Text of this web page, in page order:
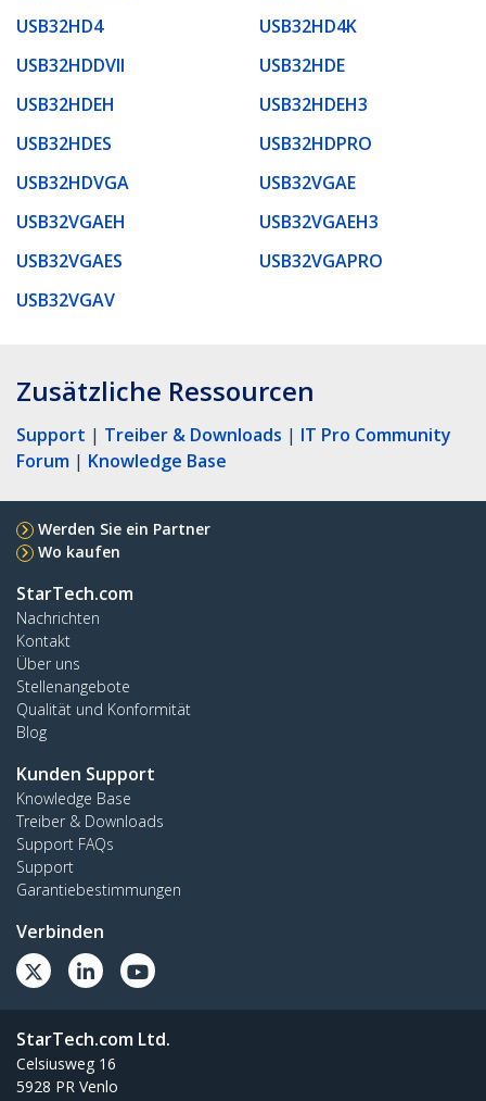
USB32HD4
USB32HD4K
USB32HDDVII
USB32HDE
USB32HDEH
USB32HDEH3
USB32HDES
USB32HDPRO
USB32HDVGA
USB32VGAE
USB32VGAEH
USB32VGAEH3
USB32VGAES
USB32VGAPRO
USB32VGAV
Zusätzliche Ressourcen
Support | Treiber & Downloads | IT Pro Community
Forum | Knowledge Base
Werden Sie ein Partner
Wo kaufen
StarTech.com
Nachrichten
Kontakt
Über uns
Stellenangebote
Qualität und Konformität
Blog
Kunden Support
Knowledge Base
Treiber & Downloads
Support FAQs
Support
Garantiebestimmungen
Verbinden
StarTech.com Ltd.
Celsiusweg 16
5928 PR Venlo